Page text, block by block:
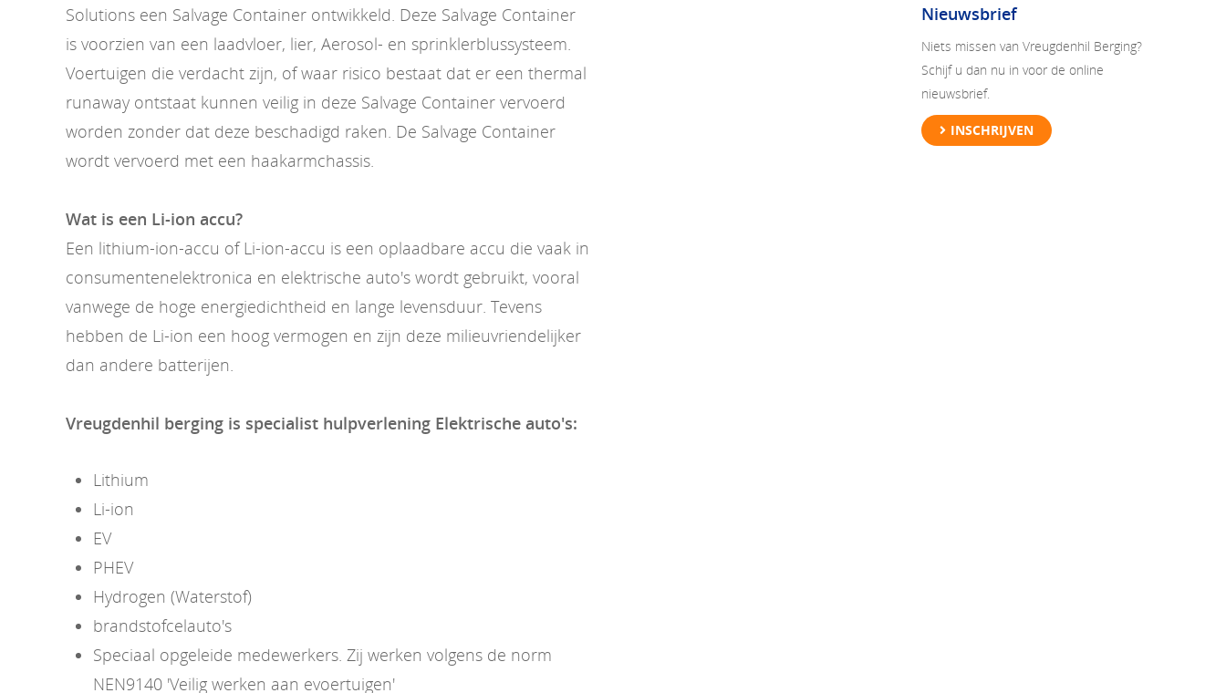
Solutions een Salvage Container ontwikkeld. Deze Salvage Container
is voorzien van een laadvloer, lier, Aerosol- en sprinklerblussysteem.
Voertuigen die verdacht zijn, of waar risico bestaat dat er een thermal
runaway ontstaat kunnen veilig in deze Salvage Container vervoerd
worden zonder dat deze beschadigd raken. De Salvage Container
wordt vervoerd met een haakarmchassis.
Wat is een Li-ion accu?
Een lithium-ion-accu of Li-ion-accu is een oplaadbare accu die vaak in
consumentenelektronica en elektrische auto's wordt gebruikt, vooral
vanwege de hoge energiedichtheid en lange levensduur. Tevens
hebben de Li-ion een hoog vermogen en zijn deze milieuvriendelijker
dan andere batterijen.
Vreugdenhil berging is specialist hulpverlening Elektrische auto's:
Lithium
Li-ion
EV
PHEV
Hydrogen (Waterstof)
brandstofcelauto's
Speciaal opgeleide medewerkers. Zij werken volgens de norm
NEN9140 'Veilig werken aan evoertuigen'
Nieuwsbrief
Niets missen van Vreugdenhil Berging?
Schijf u dan nu in voor de online
nieuwsbrief.
INSCHRIJVEN